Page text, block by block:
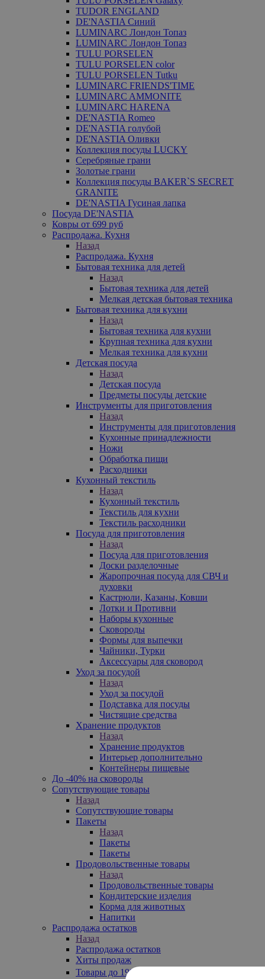
TUDOR ENGLAND
DE'NASTIA Синий
LUMINARC Лондон Топаз
LUMINARC Лондон Топаз
TULU PORSELEN
TULU PORSELEN color
TULU PORSELEN Tutku
LUMINARC FRIENDS'TIME
LUMINARC AMMONITE
LUMINARC HARENA
DE'NASTIA Romeo
DE'NASTIA голубой
DE'NASTIA Оливки
Коллекция посуды LUCKY
Серебряные грани
Золотые грани
Коллекция посуды BAKER`S SECRET
GRANITE
DE'NASTIA Гусиная лапка
Посуда DE'NASTIA
Ковры от 699 руб
Распродажа. Кухня
Назад
Распродажа. Кухня
Бытовая техника для детей
Назад
Бытовая техника для детей
Мелкая детская бытовая техника
Бытовая техника для кухни
Назад
Бытовая техника для кухни
Крупная техника для кухни
Мелкая техника для кухни
Детская посуда
Назад
Детская посуда
Предметы посуды детские
Инструменты для приготовления
Назад
Инструменты для приготовления
Кухонные принадлежности
Ножи
Обработка пищи
Расходники
Кухонный текстиль
Назад
Кухонный текстиль
Текстиль для кухни
Текстиль расходники
Посуда для приготовления
Назад
Посуда для приготовления
Доски разделочные
Жаропрочная посуда для СВЧ и
духовки
Кастрюли, Казаны, Ковши
Лотки и Противни
Наборы кухонные
Сковороды
Формы для выпечки
Чайники, Турки
Аксессуары для сковород
Уход за посудой
Назад
Уход за посудой
Подставка для посуды
Чистящие средства
Хранение продуктов
Назад
Хранение продуктов
Интерьер дополнительно
Контейнеры пищевые
До -40% на сковороды
Сопутствующие товары
Назад
Сопутствующие товары
Пакеты
Назад
Пакеты
Пакеты
Продовольственные товары
Назад
Продовольственные товары
Кондитерские изделия
Корма для животных
Напитки
Распродажа остатков
Назад
Распродажа остатков
Хиты продаж
Товары до 199₽